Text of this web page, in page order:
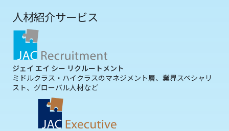
人材紹介サービス
ジェイ エイ シー リクルートメント
ミドルクラス・ハイクラスのマネジメント層、業界スペシャリ
スト、グローバル人材など